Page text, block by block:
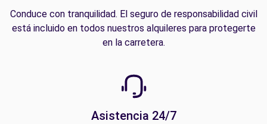
Conduce con tranquilidad. El seguro de responsabilidad civil
está incluido en todos nuestros alquileres para protegerte
en la carretera.
Asistencia 24/7